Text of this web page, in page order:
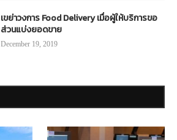
เขย่าวงการ Food Delivery เมื่อผู้ให้บริการขอ
ส่วนแบ่งยอดขาย
December 19, 2019